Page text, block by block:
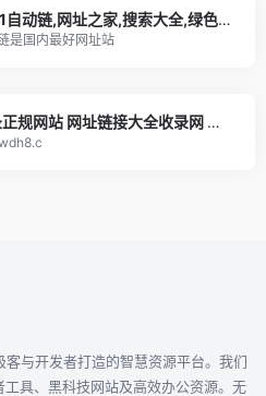
sh991网址导航－991自动链,网址之家,搜索大全,绿色,快速,安全的专业导航站
是国内最好网址站
小温导航网-免费收录正规网站 网址链接大全收录网 免费网站收录 收录提交入
与开发者打造的智慧资源平台。我们
具、黑科技网站及高效办公资源。无